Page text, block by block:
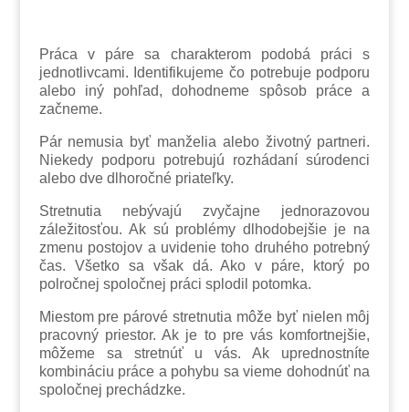
Práca v páre sa charakterom podobá práci s
jednotlivcami. Identifikujeme čo potrebuje podporu
alebo iný pohľad, dohodneme spôsob práce a
začneme.
Pár nemusia byť manželia alebo životný partneri.
Niekedy podporu potrebujú rozhádaní súrodenci
alebo dve dlhoročné priateľky.
Stretnutia nebývajú zvyčajne jednorazovou
záležitosťou. Ak sú problémy dlhodobejšie je na
zmenu postojov a uvidenie toho druhého potrebný
čas. Všetko sa však dá. Ako v páre, ktorý po
polročnej spoločnej práci splodil potomka.
Miestom pre párové stretnutia môže byť nielen môj
pracovný priestor. Ak je to pre vás komfortnejšie,
môžeme sa stretnúť u vás. Ak uprednostníte
kombináciu práce a pohybu sa vieme dohodnúť na
spoločnej prechádzke.